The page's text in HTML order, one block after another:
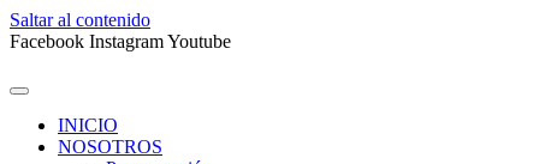
Saltar al contenido
Facebook InstagramYoutube
INICIO
NOSOTROS